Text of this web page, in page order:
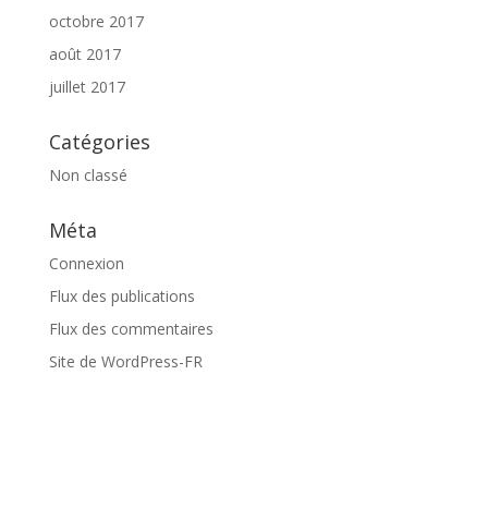
octobre 2017
août 2017
juillet 2017
Catégories
Non classé
Méta
Connexion
Flux des publications
Flux des commentaires
Site de WordPress-FR